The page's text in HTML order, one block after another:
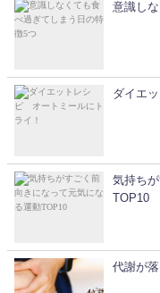
意識し
ダイエ
気持ち
TOP10
代謝が